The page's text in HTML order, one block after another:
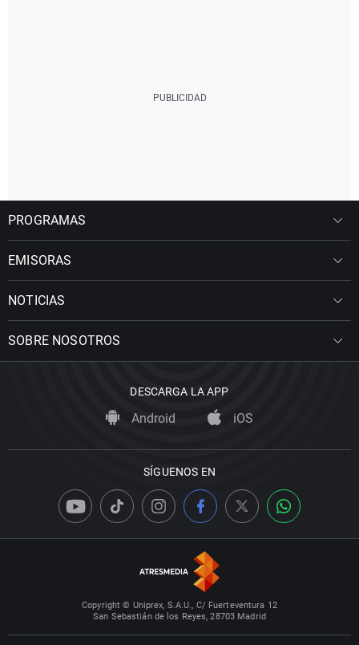
PROGRAMAS
EMISORAS
NOTICIAS
SOBRE NOSOTROS
DESCARGA LA APP
Android iOS
SÍGUENOS EN
Copyright © Uniprex, S.A.U., C/ Fuerteventura 12
San Sebastián de los Reyes, 28703 Madrid